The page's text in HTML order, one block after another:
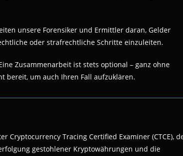
unsere Forensiker und Ermittler daran, Gelder
oder strafrechtliche Schritte einzuleiten.
Zusammenarbeit ist stets optional – ganz ohne
bereit, um auch Ihren Fall aufzuklären.
Cryptocurrency Tracing Certified Examiner (CTCE),
gestohlener Kryptowährungen und die